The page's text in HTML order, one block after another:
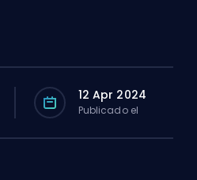
12 Apr 2024
Publicado el